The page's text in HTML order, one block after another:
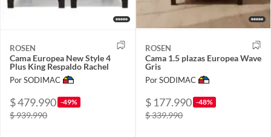
ROSEN
Cama Europea New Style 4
Plus King Respaldo Rachel
Por SODIMAC
$ 479.990 -49%
$ 939.990
ROSEN
Cama 1.5 plazas Europea Wave
Gris
Por SODIMAC
$ 177.990 -48%
$ 339.990